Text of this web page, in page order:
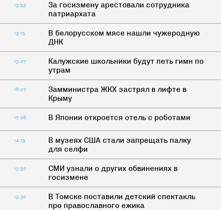
13:53
За госизмену арестовали сотрудника
патриархата
13:15
В белорусском мясе нашли чужеродную
ДНК
13:07
Калужские школьники будут петь гимн по
утрам
18:27
Замминистра ЖКХ застрял в лифте в
Крыму
17:06 В Японии откроется отель с роботами
14:19
В музеях США стали запрещать палку
для селфи
13:50
СМИ узнали о других обвинениях в
госизмене
13:30
В Томске поставили детский спектакль
про православного ежика